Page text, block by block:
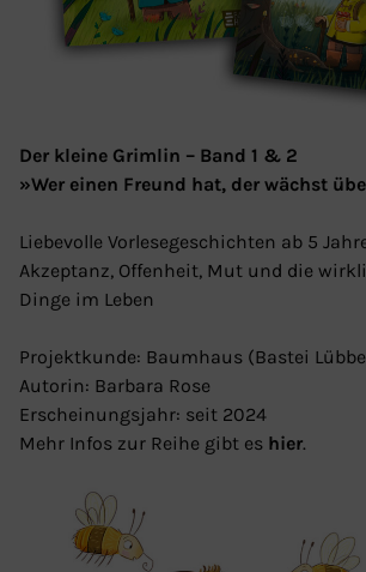
Der kleine Grimlin – Band 1 & 2
»Wer einen Freund hat, der wächst
Liebevolle Vorlesegeschichten ab 5
Akzeptanz, Offenheit, Mut und die
Dinge im Leben
Projektkunde: Baumhaus (Bastei
Autorin: Barbara Rose
Erscheinungsjahr: seit 2024
Mehr Infos zur Reihe gibt es hier.